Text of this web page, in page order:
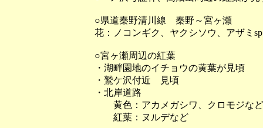
○県道秦野清川線 秦野～宮ヶ瀬
花：ノコンギク、ヤクシソウ、アザミ
○宮ヶ瀬周辺の紅葉
・湖畔園地のイチョウの黄葉が見頃
・鷲ケ沢付近 見頃
・北岸道路
黄色：アカメガシワ、クロモジな
紅葉：ヌルデなど